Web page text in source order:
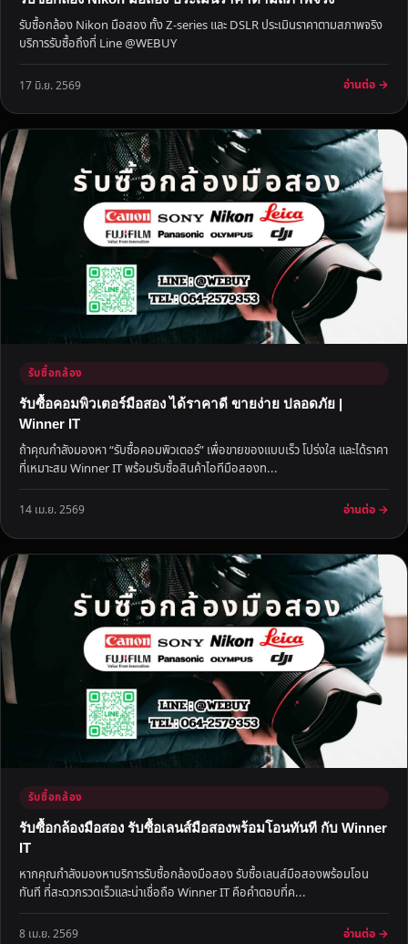
า
ง
สุ
รับซื้อกล้อง Nikon มือสอง ทั้ง Z-series และ DSLR ประเมินราคาตามสภาพจริง
บริการรับซื้อถึงที่ Line @WEBUY
17 มิ.ย. 2569 อ่านต่อ →
รับซื้อกล้อง
รับซื้อคอมพิวเตอร์มือสอง ได้ราคาดี ขายง่าย ปลอดภัย |
Winner IT
ถ้าคุณกำลังมองหา “รับซื้อคอมพิวเตอร์” เพื่อขายของแบบเร็ว โปร่งใส และได้ราคา
ที่เหมาะสม Winner IT พร้อมรับซื้อสินค้าไอทีมือสองท...
14 เม.ย. 2569 อ่านต่อ →
รับซื้อกล้อง
รับซื้อกล้องมือสอง รับซื้อเลนส์มือสองพร้อมโอนทันที กับ Winner
IT
หากคุณกำลังมองหาบริการรับซื้อกล้องมือสอง รับซื้อเลนส์มือสองพร้อมโอน
ทันที ที่สะดวกรวดเร็วและน่าเชื่อถือ Winner IT คือคำตอบที่ค...
8 เม.ย. 2569 อ่านต่อ →